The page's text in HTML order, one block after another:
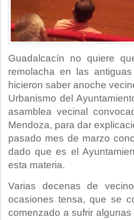
Guadalcacín no quiere
remolacha en las
hicieron saber anoche
Urbanismo del
asamblea vecinal
Mendoza, para dar
pasado mes de marzo
dado que es el
esta materia.
Varias decenas de
ocasiones tensa, que se
comenzado a sufrir